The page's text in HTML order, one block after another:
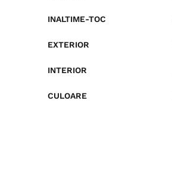
INALTIME-TOC
EXTERIOR
INTERIOR
CULOARE